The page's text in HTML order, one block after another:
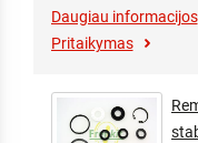
Daugiau informacijos
Pritaikymas